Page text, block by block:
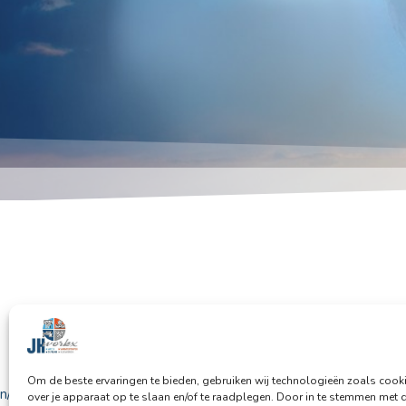
Om de beste ervaringen te bieden, gebruiken wij technologieën zoals
over je apparaat op te slaan en/of te raadplegen. Door in te stemmen met
n/a